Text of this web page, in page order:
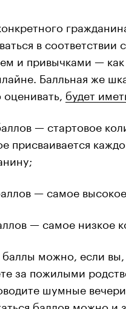
в соответствии
и привычками — как
Балльная же
будет
— стартовое
присваивается
— самое
— самое низкое
баллы можно, если
за пожилыми
шумные
баллов можно и